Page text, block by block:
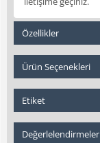
Özellikler
Ürün Seçenekleri
Etiket
Değerlelendirmeler